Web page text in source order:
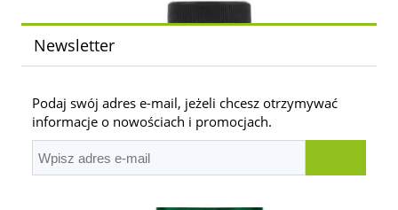
Newsletter
Podaj swój adres e-mail, jeżeli chcesz otrzymywać
informacje o nowościach i promocjach.